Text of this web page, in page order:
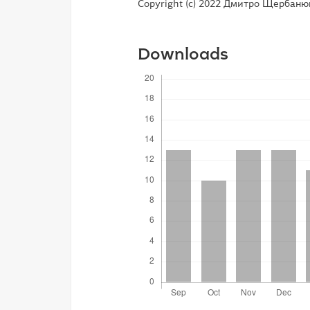
Copyright (c) 2022 Дмитро
Downloads